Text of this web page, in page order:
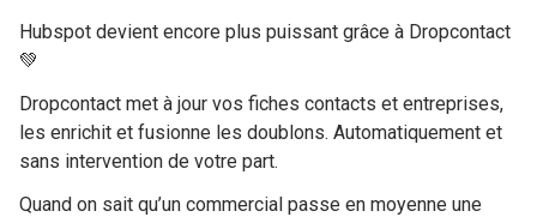
Hubspot devient encore plus puissant grâce à Dropcontact
💚
Dropcontact met à jour vos fiches contacts et entreprises,
les enrichit et fusionne les doublons. Automatiquement et
sans intervention de votre part.
Quand on sait qu’un commercial passe en moyenne une